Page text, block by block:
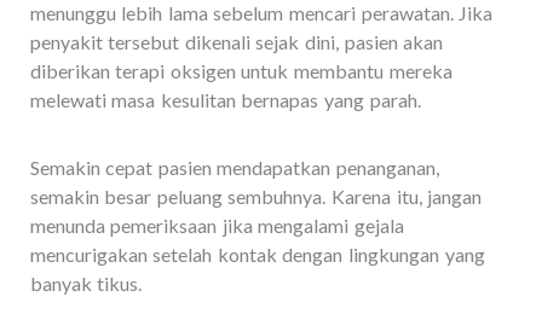
menunggu lebih lama sebelum mencari perawatan. Jika
penyakit tersebut dikenali sejak dini, pasien akan
diberikan terapi oksigen untuk membantu mereka
melewati masa kesulitan bernapas yang parah.
Semakin cepat pasien mendapatkan penanganan,
semakin besar peluang sembuhnya. Karena itu, jangan
menunda pemeriksaan jika mengalami gejala
mencurigakan setelah kontak dengan lingkungan yang
banyak tikus.